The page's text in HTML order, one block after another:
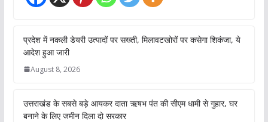
प्रदेश में नकली डेयरी उत्पादों पर सख्ती, मिलावटखोरों पर कसेगा शिकंजा, ये
आदेश हुआ जारी
August 8, 2026
उत्तराखंड के सबसे बड़े आयकर दाता ऋषभ पंत की सीएम धामी से गुहार, घर
बनाने के लिए जमीन दिला दो सरकार